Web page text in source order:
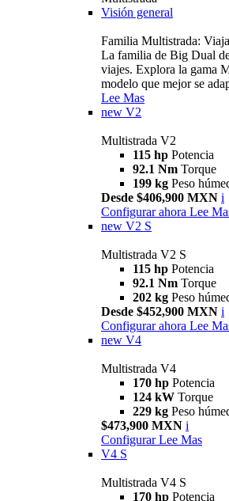
Visión general
Familia Multistrada:
La familia de Big Dual
viajes. Explora la gama
modelo que mejor se
Lee Mas
new V2
Multistrada V2
115 hp Potencia
92.1 Nm Torque
199 kg Peso
Desde $406,900 MXN i
Configurar ahora Lee
new V2 S
Multistrada V2 S
115 hp Potencia
92.1 Nm Torque
202 kg Peso
Desde $452,900 MXN i
Configurar ahora Lee
new V4
Multistrada V4
170 hp Potencia
124 kW Torque
229 kg Peso
$473,900 MXN i
Configurar Lee Mas
V4 S
Multistrada V4 S
170 hp Potencia